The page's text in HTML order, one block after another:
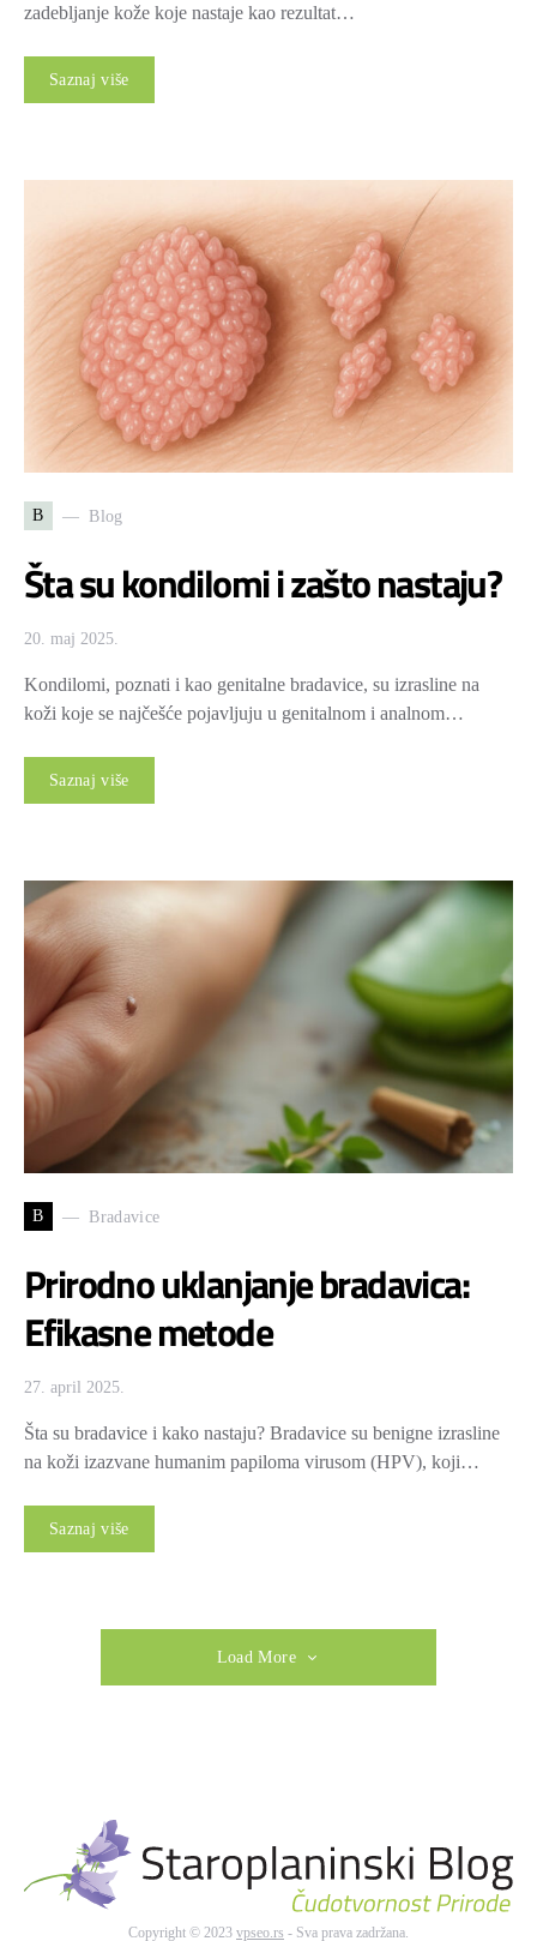
zadebljanje kože koje nastaje kao rezultat…
Saznaj više
B Blog
Šta su kondilomi i zašto nastaju?
20. maj 2025.
Kondilomi, poznati i kao genitalne bradavice, su izrasline na
koži koje se najčešće pojavljuju u genitalnom i analnom…
Saznaj više
B Bradavice
Prirodno uklanjanje bradavica:
Efikasne metode
27. april 2025.
Šta su bradavice i kako nastaju? Bradavice su benigne izrasline
na koži izazvane humanim papiloma virusom (HPV), koji…
Saznaj više
Load More
Copyright © 2023 vpseo.rs - Sva prava zadržana.